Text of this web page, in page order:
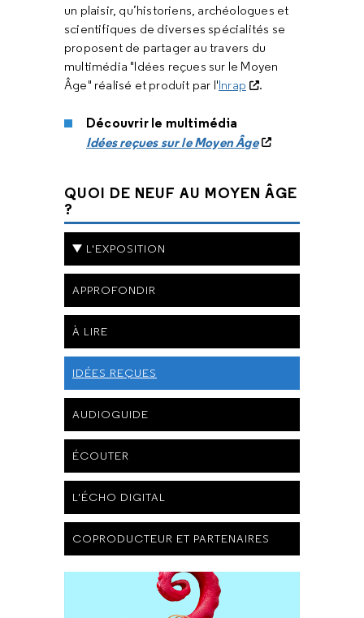
un plaisir, qu’historiens, archéologues et
scientifiques de diverses spécialités se
proposent de partager au travers du
multimédia "Idées reçues sur le Moyen
Âge" réalisé et produit par l'Inrap .
Découvrir le multimédia
Idées reçues sur le Moyen Âge
QUOI DE NEUF AU MOYEN ÂGE
?
L'EXPOSITION
APPROFONDIR
À LIRE
IDÉES REÇUES
AUDIOGUIDE
ÉCOUTER
L'ÉCHO DIGITAL
COPRODUCTEUR ET PARTENAIRES